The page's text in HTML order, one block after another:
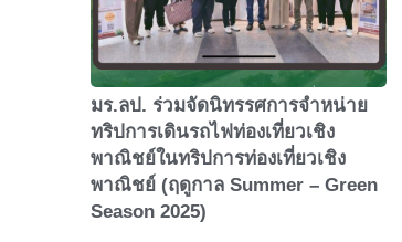
มร.ลป. ร่วมจัดนิทรรศการจำหน่าย
ทริปการเดินรถไฟท่องเที่ยวเชิง
พาณิชย์ในทริปการท่องเที่ยวเชิง
พาณิชย์ (ฤดูกาล Summer – Green
Season 2025)